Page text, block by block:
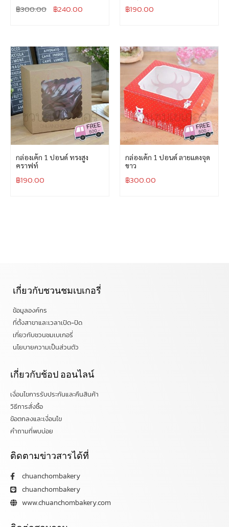
฿300.00 ฿240.00 ฿190.00
กล่องเค้ก 1 ปอนด์ ทรงสูง
คราฟท์
฿190.00
กล่องเค้ก 1 ปอนด์ ลายแดงจุด
ขาว
฿300.00
เกี่ยวกับชวนชมเบเกอรี่
ข้อมูลองค์กร
ที่ตั้งสาขาและเวลาเปิด-ปิด
เกี่ยวกับชวนชมเบเกอรี่
นโยบายความเป็นส่วนตัว
เกี่ยวกับช้อป ออนไลน์
เงื่อนไขการรับประกันและคืนสินค้า
วิธีการสั่งซื้อ
ข้อตกลงและเงื่อนไข
คำถามที่พบบ่อย
ติดตามข่าวสารได้ที่
chuanchombakery
chuanchombakery
www.chuanchombakery.com